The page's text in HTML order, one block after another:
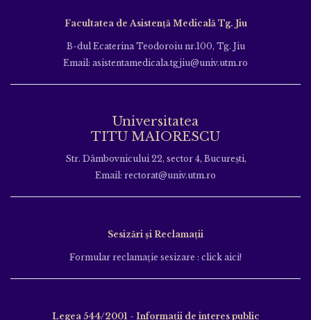
Facultatea de Asistență Medicală Tg. Jiu
B-dul Ecaterina Teodoroiu nr.100, Tg. Jiu
Email: asistentamedicala.tgjiu@univ.utm.ro
Universitatea
TITU MAIORESCU
Str. Dâmbovnicului 22, sector 4, București,
Email: rectorat@univ.utm.ro
Sesizări și Reclamații
Formular reclamație sesizare : click aici!
Legea 544/2001 - Informații de interes public